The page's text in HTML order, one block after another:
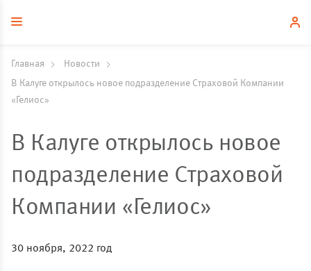
Главная
Новости
В Калуге открылось новое подразделение Страховой Компании
«Гелиос»
В Калуге открылось новое
подразделение Страховой
Компании «Гелиос»
30 ноября, 2022 год